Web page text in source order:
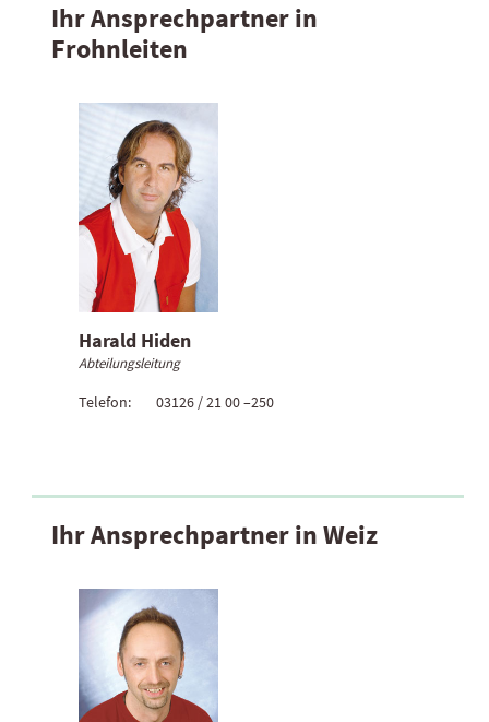
Ihr Ansprechpartner in
Frohnleiten
Harald Hiden
Abteilungsleitung
Telefon: 03126 / 21 00 –250
Ihr Ansprechpartner in Weiz